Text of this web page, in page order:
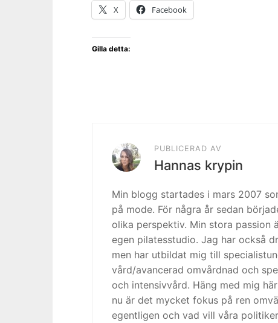
X Facebook
Gilla detta:
PUBLICERAD AV
Hannas krypin
Min blogg startades i mars 2007
på mode. För några år sedan
olika perspektiv. Min stora passion
egen pilatesstudio. Jag har också
men har utbildat mig till
vård/avancerad omvårdnad och
och intensivvård. Häng med mig
nu är det mycket fokus på ren
egentligen och vad vill våra